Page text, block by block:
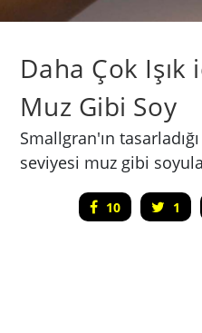
Daha Çok Işık
Muz Gibi Soy
Smallgran'ın
seviyesi muz gibi
10 1